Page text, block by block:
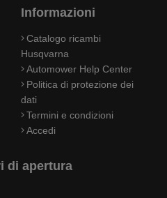
Informazioni
Catalogo ricambi
Husqvarna
Automower Help Center
Politica di protezione dei
dati
Termini e condizioni
Accedi
di apertura